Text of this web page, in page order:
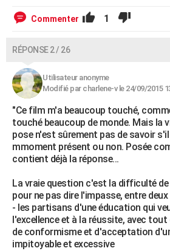
Commenter 1
RÉPONSE 2 / 26
Utilisateur anonyme
Modifié par charlene-v le 24/09/2015
"Ce film m'a beaucoup touché,
touché beaucoup de monde. Mais la
pose n'est sûrement pas de savoir
mmoment présent ou non. Posée
contient déjà la réponse...
La vraie question c'est la difficulté
pour ne pas dire l'impasse, entre
- les partisans d'une éducation qui
l'excellence et à la réussite, avec
de conformisme et d'acceptation
impitoyable et excessive